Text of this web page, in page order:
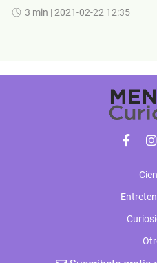
3 min | 2021-02-22 12:35